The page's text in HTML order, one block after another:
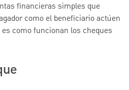
financieras simples que
como el beneficiario actúen
como funcionan los cheques